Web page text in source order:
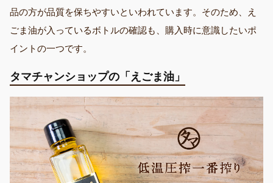
品の方が品質を保ちやすいといわれています。そのため、え
ごま油が入っているボトルの確認も、購入時に意識したいポ
イントの一つです。
タマチャンショップの「えごま油」